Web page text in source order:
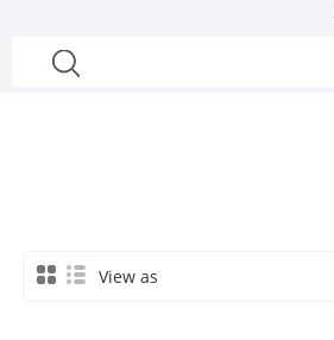
View as